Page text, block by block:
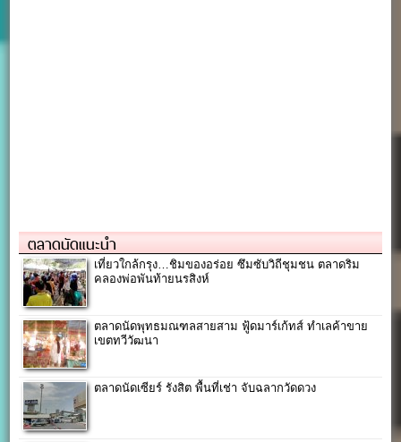
ตลาดนัดแนะนำ
เที่ยวใกล้กรุง…ชิมของอร่อย ซึมซับวิถีชุมชน ตลาดริม
คลองพ่อพันท้ายนรสิงห์
ตลาดนัดพุทธมณฑลสายสาม ฟู้ดมาร์เก้ทส์ ทำเลค้าขาย
เขตทวีวัฒนา
ตลาดนัดเซียร์ รังสิต พื้นที่เช่า จับฉลากวัดดวง